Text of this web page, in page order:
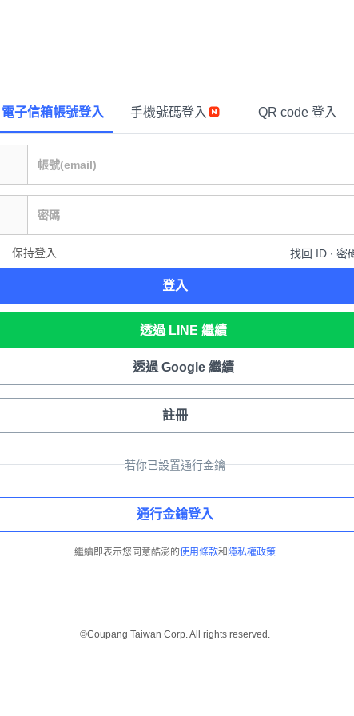
電子信箱帳號登入 手機號碼登入 QR code 登入
保持登入 找回 ID ∙ 密
登入
透過 LINE 繼續
透過 Google 繼續
註冊
若你已設置通行金鑰
通行金鑰登入
繼續即表示您同意酷澎的使用條款和 隱私權政策
©Coupang Taiwan Corp. All rights reserved.